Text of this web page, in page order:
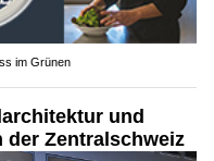
im Grünen
und
der Zentralschweiz